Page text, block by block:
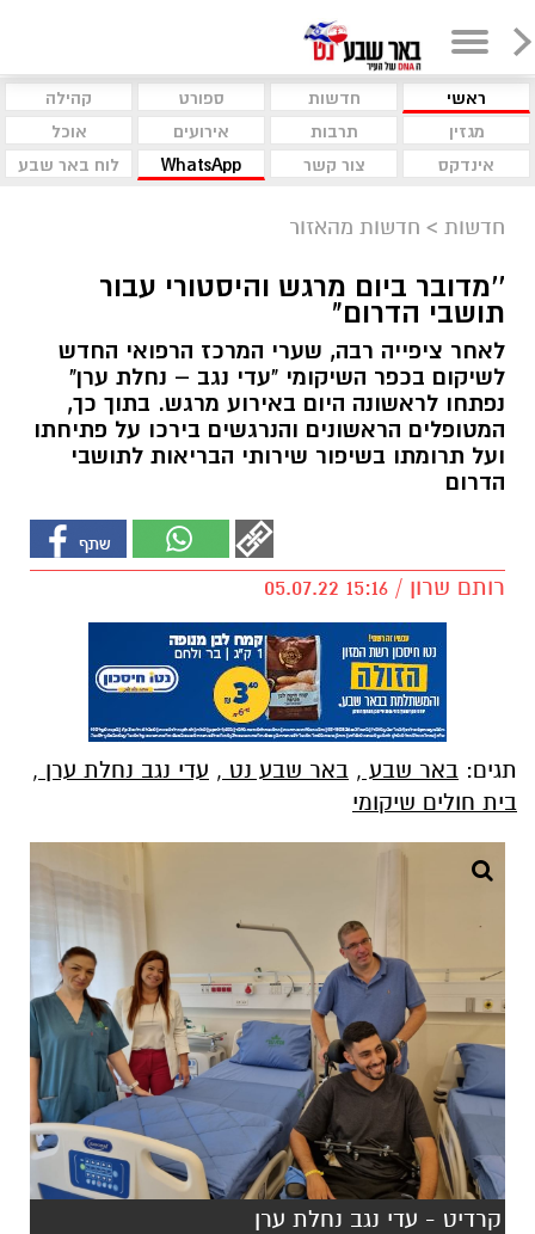
ראשי חדשות ספורט
קהילה
מגזין
תרבות אירועים
אוכל
אינדקס
צור קשר WhatsApp לוח באר שבע
חדשות > חדשות מהאזור
''מדובר ביום מרגש והיסטורי עבור
תושבי הדרום"
לאחר ציפייה רבה, שערי המרכז הרפואי החדש
לשיקום בכפר השיקומי "עדי נגב – נחלת ערן"
נפתחו לראשונה היום באירוע מרגש. בתוך כך,
המטופלים הראשונים והנרגשים בירכו על פתיחתו
ועל תרומתו בשיפור שירותי הבריאות לתושבי
הדרום
רותם שרון / 15:16 05.07.22
באר שבע, באר שבע נט, עדי נגב נחלת ערן
בית חולים שיקומי
קרדיט - עדי נגב נחלת ערן
המרכז הרפואי לשיקום ע"ש גלוריה והארווי קיילי
אשר נחנך לאחרונה בשטח הכפר השיקומי "עדי נגב
– נחלת ערן", הממוקם בתחום המועצה אזורית